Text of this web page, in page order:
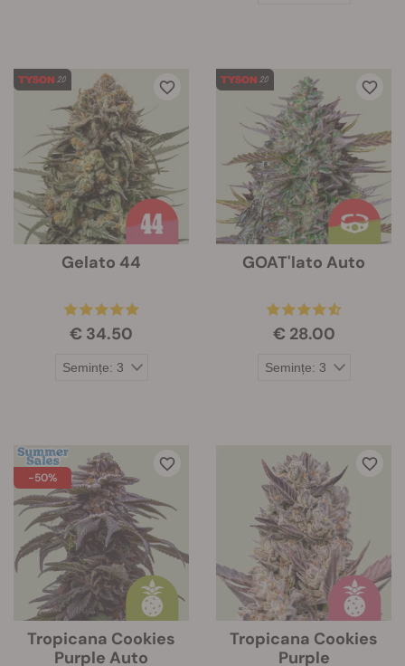
Gelato 44
€ 34.50
GOAT'lato Auto
€ 28.00
-50%
Tropicana Cookies
Purple Auto
Tropicana Cookies
Purple